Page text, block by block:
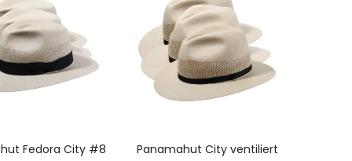
Fedora City #8
Panamahut City ventiliert